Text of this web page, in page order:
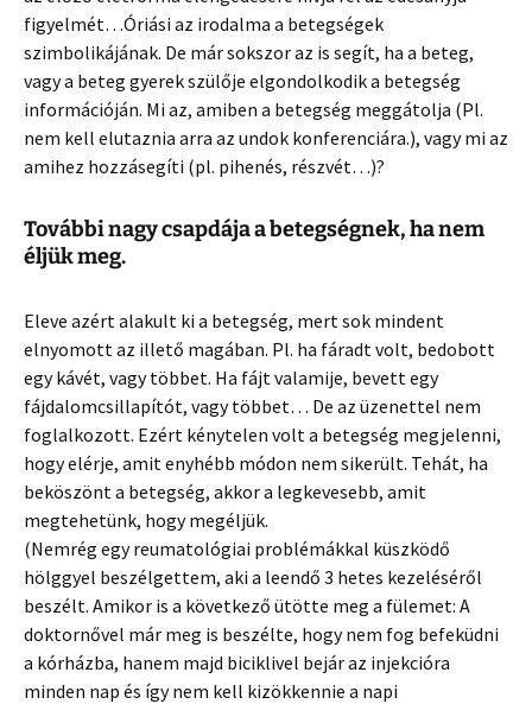
figyelmét…Óriási az irodalma a betegségek
szimbolikájának. De már sokszor az is segít, ha a beteg,
vagy a beteg gyerek szülője elgondolkodik a betegség
információján. Mi az, amiben a betegség meggátolja (Pl.
nem kell elutaznia arra az undok konferenciára.), vagy mi az
amihez hozzásegíti (pl. pihenés, részvét…)?
További nagy csapdája a betegségnek, ha nem
éljük meg.
Eleve azért alakult ki a betegség, mert sok mindent
elnyomott az illető magában. Pl. ha fáradt volt, bedobott
egy kávét, vagy többet. Ha fájt valamije, bevett egy
fájdalomcsillapítót, vagy többet… De az üzenettel nem
foglalkozott. Ezért kénytelen volt a betegség megjelenni,
hogy elérje, amit enyhébb módon nem sikerült. Tehát, ha
beköszönt a betegség, akkor a legkevesebb, amit
megtehetünk, hogy megéljük.
(Nemrég egy reumatológiai problémákkal küszködő
hölggyel beszélgettem, aki a leendő 3 hetes kezeléséről
beszélt. Amikor is a következő ütötte meg a fülemet: A
doktornővel már meg is beszélte, hogy nem fog befeküdni
a kórházba, hanem majd biciklivel bejár az injekcióra
minden nap és így nem kell kizökkennie a napi